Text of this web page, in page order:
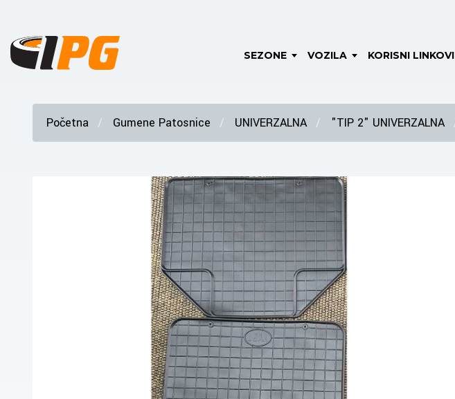
SEZONE VOZILA KORISNI LINKOVI
Početna Gumene Patosnice UNIVERZALNA "TIP 2" UNIVERZALNA